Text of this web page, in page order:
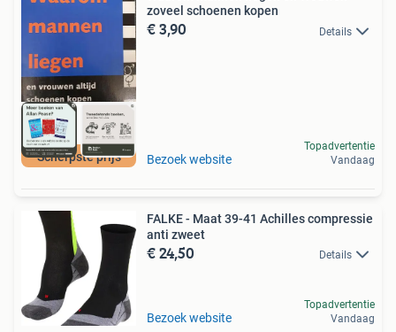
Scherpste prijs
zoveel schoenen kopen
€ 3,90 Details
Bezoek website
Topadvertentie
Vandaag
FALKE - Maat 39-41 Achilles compressie
anti zweet
€ 24,50 Details
Bezoek website
Topadvertentie
Vandaag